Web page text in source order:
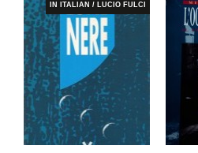
IN ITALIAN / LUCIO FULCI